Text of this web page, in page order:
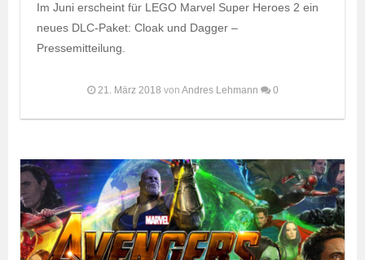
Im Juni erscheint für LEGO Marvel Super Heroes 2 ein
neues DLC-Paket: Cloak und Dagger –
Pressemitteilung.
21. März 2018 von Andres Lehmann 0